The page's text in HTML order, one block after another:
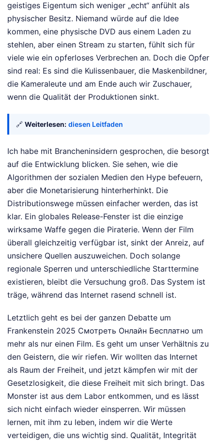
geistiges Eigentum sich weniger „echt“ anfühlt als
physischer Besitz. Niemand würde auf die Idee
kommen, eine physische DVD aus einem Laden zu
stehlen, aber einen Stream zu starten, fühlt sich für
viele wie ein opferloses Verbrechen an. Doch die Opfer
sind real: Es sind die Kulissenbauer, die Maskenbildner,
die Kameraleute und am Ende auch wir Zuschauer,
wenn die Qualität der Produktionen sinkt.
🔗 Weiterlesen: diesen Leitfaden
Ich habe mit Brancheninsidern gesprochen, die besorgt
auf die Entwicklung blicken. Sie sehen, wie die
Algorithmen der sozialen Medien den Hype befeuern,
aber die Monetarisierung hinterherhinkt. Die
Distributionswege müssen einfacher werden, das ist
klar. Ein globales Release-Fenster ist die einzige
wirksame Waffe gegen die Piraterie. Wenn der Film
überall gleichzeitig verfügbar ist, sinkt der Anreiz, auf
unsichere Quellen auszuweichen. Doch solange
regionale Sperren und unterschiedliche Starttermine
existieren, bleibt die Versuchung groß. Das System ist
träge, während das Internet rasend schnell ist.
Letztlich geht es bei der ganzen Debatte um
Frankenstein 2025 Смотреть Онлайн Бесплатно um
mehr als nur einen Film. Es geht um unser Verhältnis zu
den Geistern, die wir riefen. Wir wollten das Internet
als Raum der Freiheit, und jetzt kämpfen wir mit der
Gesetzlosigkeit, die diese Freiheit mit sich bringt. Das
Monster ist aus dem Labor entkommen, und es lässt
sich nicht einfach wieder einsperren. Wir müssen
lernen, mit ihm zu leben, indem wir die Werte
verteidigen, die uns wichtig sind. Qualität, Integrität